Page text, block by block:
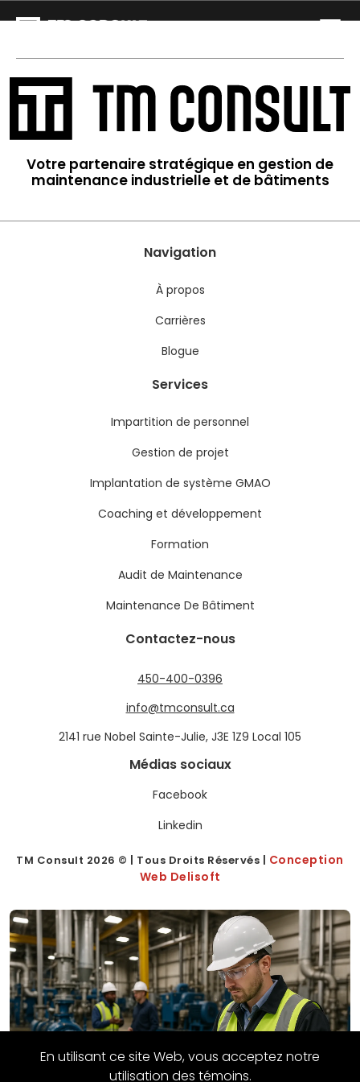
Votre partenaire stratégique en gestion de
maintenance industrielle et de bâtiments
Navigation
À propos
Carrières
Blogue
Services
Impartition de personnel
Gestion de projet
Implantation de système GMAO
Coaching et développement
Formation
Audit de Maintenance
Maintenance De Bâtiment
Contactez-nous
450-400-0396
info@tmconsult.ca
2141 rue Nobel Sainte-Julie, J3E 1Z9 Local 105
Médias sociaux
Facebook
Linkedin
TM Consult 2026 © | Tous Droits Réservés | Conception
Web Delisoft
En utilisant ce site Web, vous acceptez notre
utilisation des témoins.